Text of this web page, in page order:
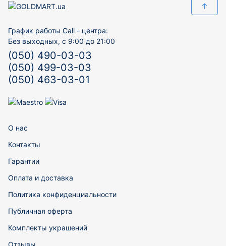
↑
График работы Call - центра:
Без выходных, с 9:00 до 21:00
(050) 490-03-03
(050) 499-03-03
(050) 463-03-01
О нас
Контакты
Гарантии
Оплата и доставка
Политика конфиденциальности
Публичная оферта
Комплекты украшений
Отзывы